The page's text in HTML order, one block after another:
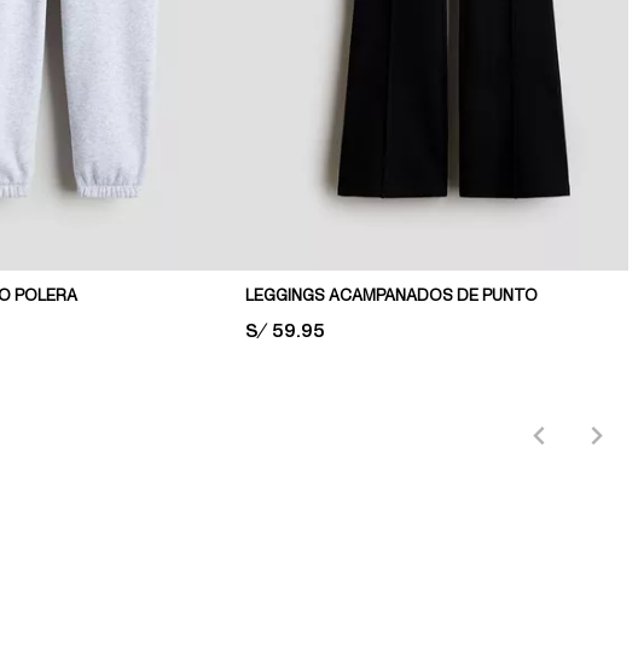
POLERA LEGGINGS ACAMPANADOS DE PUNTO
PRICE:
S/ 59.95